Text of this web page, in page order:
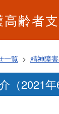
齢者
一覧 > 精神障
（2021